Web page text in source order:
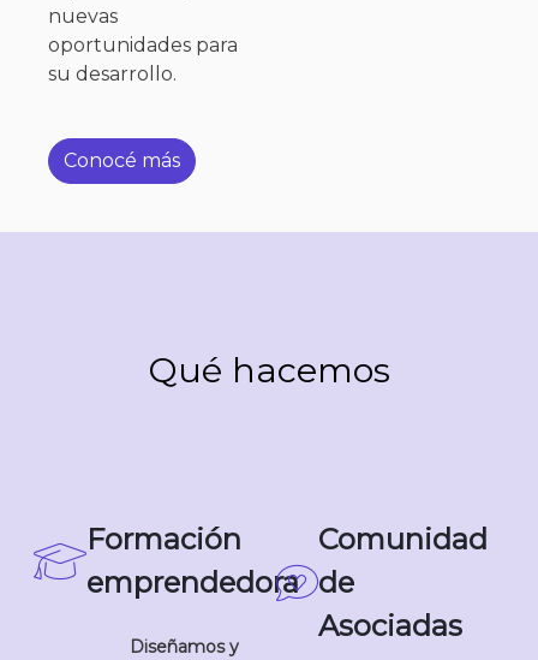
nuevas
oportunidades para
su desarrollo.
Conocé más
Qué hacemos
Formación
emprendedora
Diseñamos y
Comunidad
de
Asociadas